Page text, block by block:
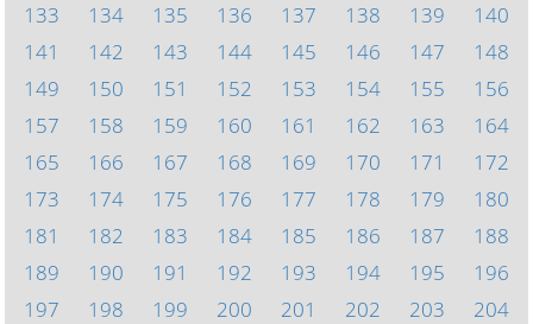
133
134 135 136 137 138 139
140
141
142 143 144 145 146 147
148
149
150 151 152 153 154 155
156
157
158 159 160 161 162 163
164
165
166 167 168 169 170 171
172
173
174 175 176 177 178 179
180
181
182 183 184 185 186 187
188
189
190 191 192 193 194 195
196
197
198 199 200 201 202 203
204